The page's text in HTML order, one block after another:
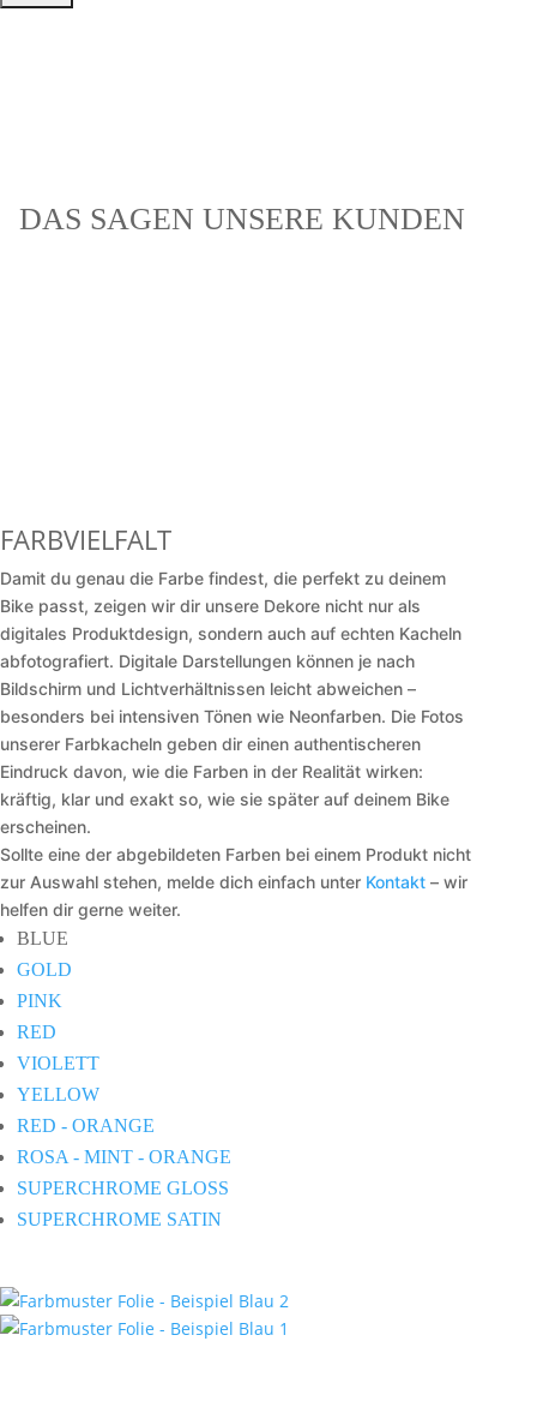
DAS SAGEN UNSERE KUNDEN
FARBVIELFALT
Damit du genau die Farbe findest, die perfekt zu deinem
Bike passt, zeigen wir dir unsere Dekore nicht nur als
digitales Produktdesign, sondern auch auf echten Kacheln
abfotografiert. Digitale Darstellungen können je nach
Bildschirm und Lichtverhältnissen leicht abweichen –
besonders bei intensiven Tönen wie Neonfarben. Die Fotos
unserer Farbkacheln geben dir einen authentischeren
Eindruck davon, wie die Farben in der Realität wirken:
kräftig, klar und exakt so, wie sie später auf deinem Bike
erscheinen.
Sollte eine der abgebildeten Farben bei einem Produkt nicht
zur Auswahl stehen, melde dich einfach unter Kontakt – wir
helfen dir gerne weiter.
BLUE
GOLD
PINK
RED
VIOLETT
YELLOW
RED - ORANGE
ROSA - MINT - ORANGE
SUPERCHROME GLOSS
SUPERCHROME SATIN